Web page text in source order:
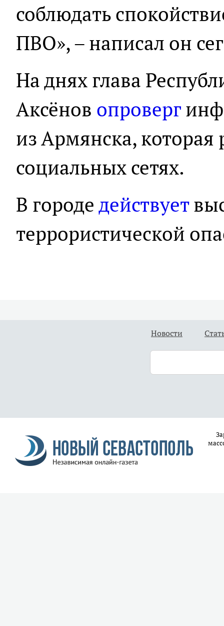
соблюдать
ПВО», – написал он
На днях глава
Аксёнов опроверг
из Армянска, которая
социальных сетях.
В городедействует
террористической
Новости